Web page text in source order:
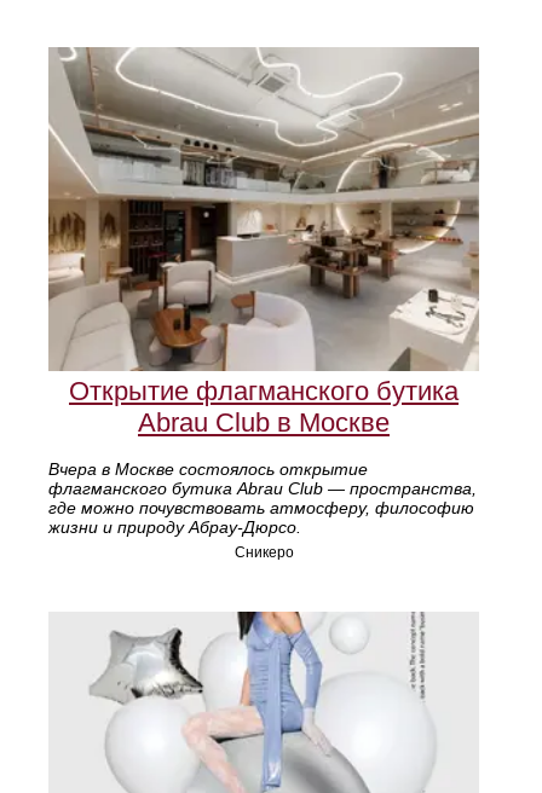
Открытие флагманского бутика
Abrau Club в Москве
Вчера в Москве состоялось открытие
флагманского бутика Abrau Club — пространства,
где можно почувствовать атмосферу, философию
жизни и природу Абрау-Дюрсо.
Сникеро